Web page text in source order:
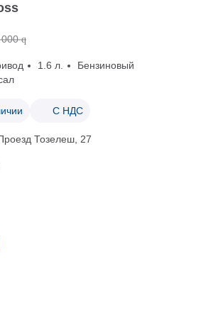
q
1.6 л.
Бензиновый
С НДС
​Тозелеш, 27